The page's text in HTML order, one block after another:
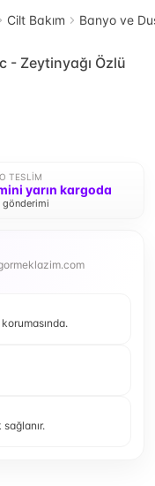
Cilt Bakım Banyo ve
- Zeytinyağı Özlü
TESLIM
yarın kargoda
gönderimi